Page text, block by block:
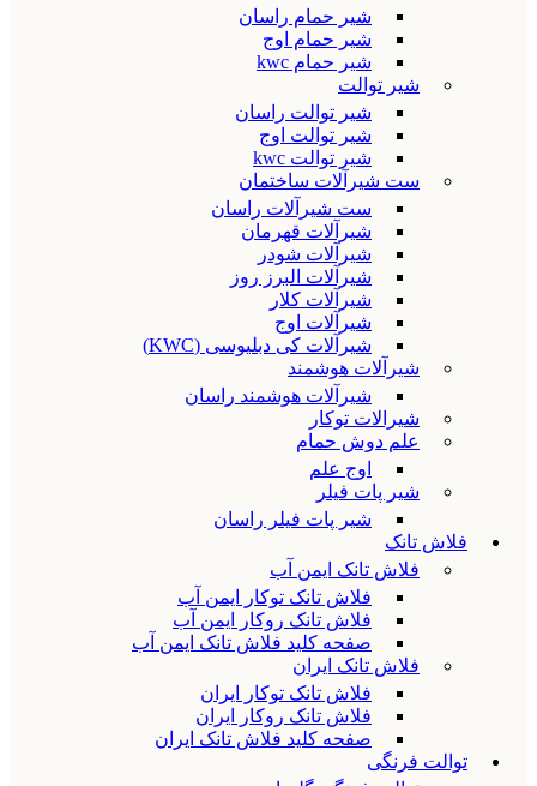
شیر حمام راسان
شیر حمام اوج
شیر حمام kwc
شیر توالت
شیر توالت راسان
شیر توالت اوج
شیر توالت kwc
ست شیرآلات ساختمان
ست شیرآلات راسان
شیرآلات قهرمان
شیرآلات شودر
شیرآلات البرز روز
شیرآلات کلار
شیرآلات اوج
شیرآلات کی دبلیوسی (KWC)
شیرآلات هوشمند
شیرآلات هوشمند راسان
شیرالات توکار
علم دوش حمام
اوج علم
شیر پات فیلر
شیر پات فیلر راسان
فلاش تانک
فلاش تانک ایمن آب
فلاش تانک توکار ایمن آب
فلاش تانک روکار ایمن آب
صفحه کلید فلاش تانک ایمن آب
فلاش تانک ایران
فلاش تانک توکار ایران
فلاش تانک روکار ایران
صفحه کلید فلاش تانک ایران
توالت فرنگی